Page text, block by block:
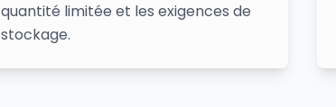
quantité limitée et les exigences de
stockage.